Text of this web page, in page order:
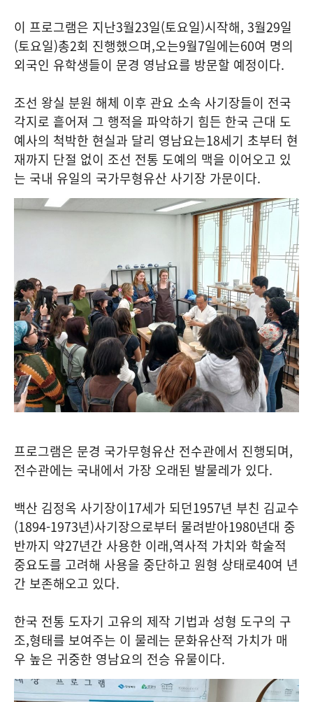
이 프로그램은 지난3월23일(토요일)시작해, 3월29일
(토요일)총2회 진행했으며,오는9월7일에는60여 명의
외국인 유학생들이 문경 영남요를 방문할 예정이다.
조선 왕실 분원 해체 이후 관요 소속 사기장들이 전국
각지로 흩어져 그 행적을 파악하기 힘든 한국 근대 도
예사의 척박한 현실과 달리 영남요는18세기 초부터 현
재까지 단절 없이 조선 전통 도예의 맥을 이어오고 있
는 국내 유일의 국가무형유산 사기장 가문이다.
프로그램은 문경 국가무형유산 전수관에서 진행되며,
전수관에는 국내에서 가장 오래된 발물레가 있다.
백산 김정옥 사기장이17세가 되던1957년 부친 김교수
(1894-1973년)사기장으로부터 물려받아1980년대 중
반까지 약27년간 사용한 이래,역사적 가치와 학술적
중요도를 고려해 사용을 중단하고 원형 상태로40여 년
간 보존해오고 있다.
한국 전통 도자기 고유의 제작 기법과 성형 도구의 구
조,형태를 보여주는 이 물레는 문화유산적 가치가 매
우 높은 귀중한 영남요의 전승 유물이다.